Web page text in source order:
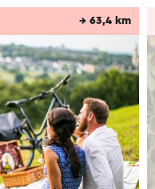
→ 63,4 km